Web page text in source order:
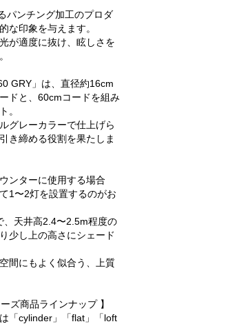
パンチング加工のプロダ
な印象を与えます。
が適度に抜け、眩しさを
GRY」は、直径約16cm
ドと、60cmコードを組み
。
グレーカラーで仕上げら
き締める役割を果たしま
ンターに使用する場合
1〜2灯を設置するのがお
、天井高2.4〜2.5m程度の
少し上の高さにシェード
間にもよく似合う、上質
ズ商品ラインナップ 】
「cylinder」「flat」「loft